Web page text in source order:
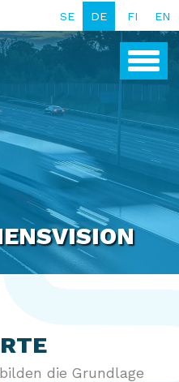
SE DE FI EN
die Grundlage